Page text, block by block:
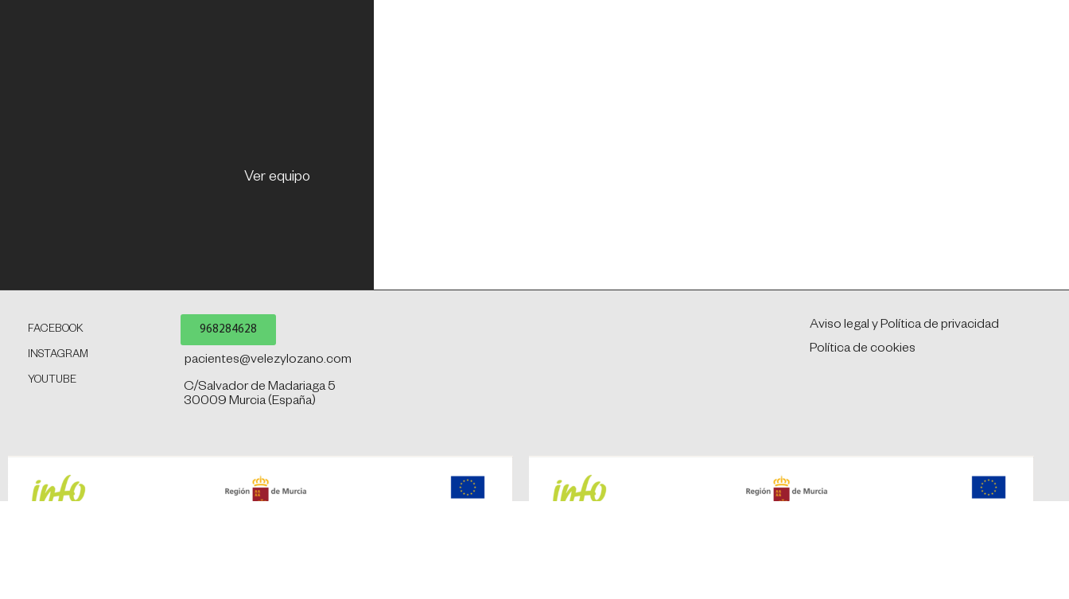
Ver equipo
FACEBOOK
INSTAGRAM
YOUTUBE
968284628
pacientes@velezylozano.com
C/Salvador de Madariaga 5
30009 Murcia (España)
Aviso legal y Política de privacidad
Política de cookies